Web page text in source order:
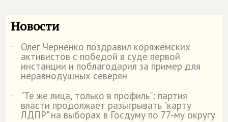
Новости
˙ Олег Черненко поздравил коряжемских
активистов с победой в суде первой
инстанции и поблагодарил за пример для
неравнодушных северян
˙
"Те же лица, только в профиль": партия
власти продолжает разыгрывать "карту
ЛДПР" на выборах в Госдуму по 77-му округу